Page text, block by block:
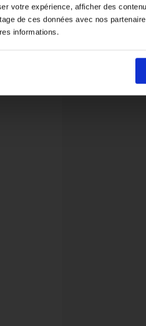
votre expérience, afficher des
de ces données avec nos
informations.
coloris noir, orientez-vous vers la